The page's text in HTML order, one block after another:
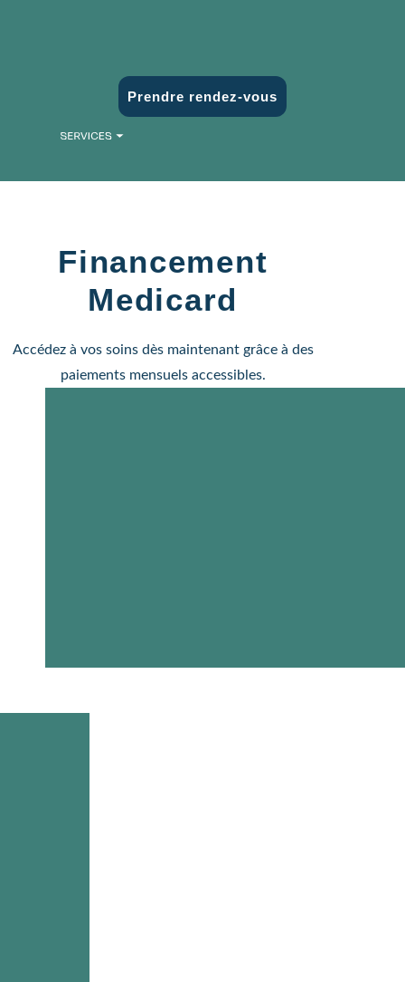
Prendre rendez-vous
Financement
Medicard
Accédez à vos soins dès maintenant grâce à des
paiements mensuels accessibles.